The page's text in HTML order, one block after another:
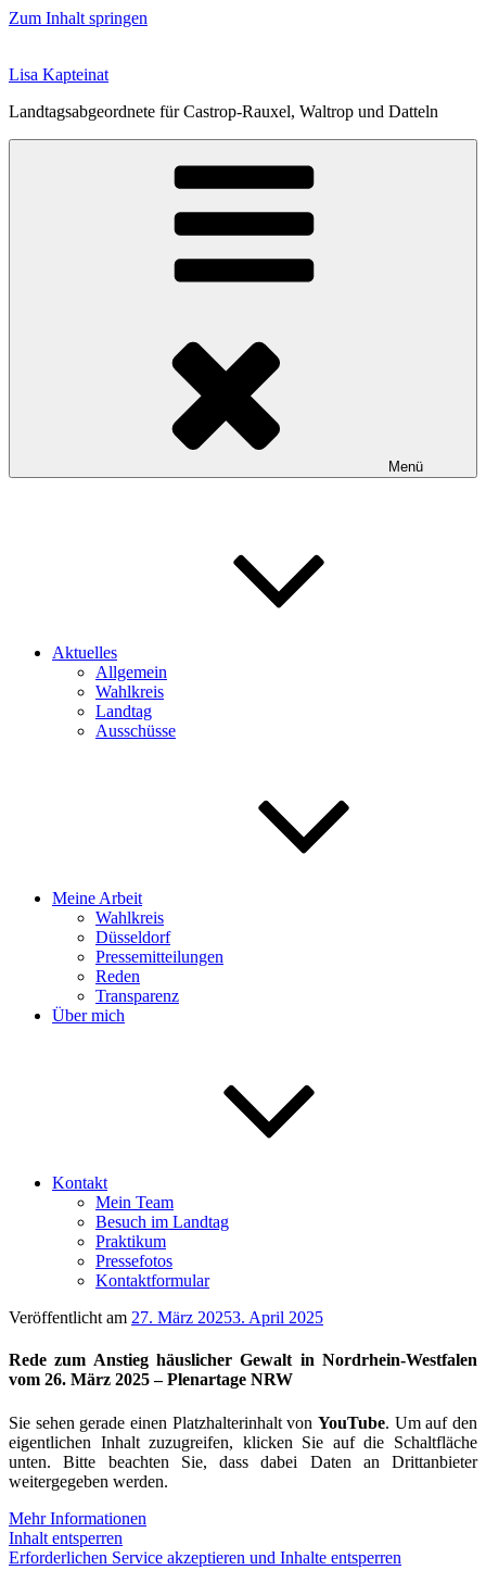
Zum Inhalt springen
Lisa Kapteinat
Landtagsabgeordnete für Castrop-Rauxel, Waltrop und Datteln
Menü
Aktuelles
Allgemein
Wahlkreis
Landtag
Ausschüsse
Meine Arbeit
Wahlkreis
Düsseldorf
Pressemitteilungen
Reden
Transparenz
Über mich
Kontakt
Mein Team
Besuch im Landtag
Praktikum
Pressefotos
Kontaktformular
Veröffentlicht am 27. März 20253. April 2025
Rede zum Anstieg häuslicher Gewalt in Nordrhein-Westfalen
vom 26. März 2025 – Plenartage NRW
Sie sehen gerade einen Platzhalterinhalt von YouTube. Um auf den
eigentlichen Inhalt zuzugreifen, klicken Sie auf die Schaltfläche
unten. Bitte beachten Sie, dass dabei Daten an Drittanbieter
weitergegeben werden.
Mehr Informationen
Inhalt entsperren
Erforderlichen Service akzeptieren und Inhalte entsperren